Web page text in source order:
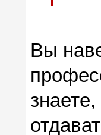
ли
10-
Вы